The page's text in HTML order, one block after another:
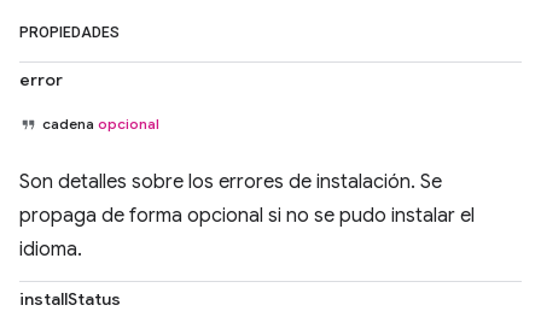
PROPIEDADES
error
cadena opcional
Son detalles sobre los errores de instalación. Se
propaga de forma opcional si no se pudo instalar el
idioma.
installStatus